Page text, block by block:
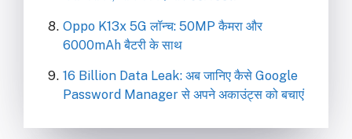
Oppo K13x 5G लॉन्च: 50MP कैमरा और
6000mAh बैटरी के साथ
16 Billion Data Leak: अब जानिए कैसे Google
Password Manager से अपने अकाउंट्स को बचाएं